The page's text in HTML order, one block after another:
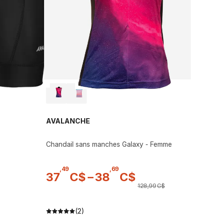
AVALANCHE
Chandail sans manches Galaxy - Femme
37
49
C$–38
69
C$
128,99C$
(2)